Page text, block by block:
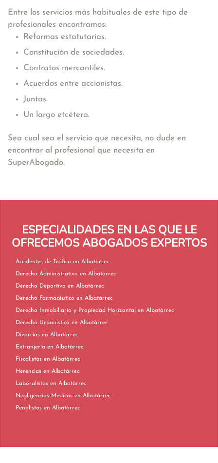
Entre los servicios más habituales de este tipo de
profesionales encontramos:
Reformas estatutarias.
Constitución de sociedades.
Contratos mercantiles.
Acuerdos entre accionistas.
Juntas.
Un largo etcétera.
Sea cual sea el servicio que necesita, no dude en
encontrar al profesional que necesita en
SuperAbogado.
ESPECIALIDADES EN LAS QUE LE
OFRECEMOS ABOGADOS EXPERTOS
Accidentes de Tráfico en Albatàrrec
Derecho Administrativo en Albatàrrec
Derecho Deportivo en Albatàrrec
Derecho Farmacéutico en Albatàrrec
Derecho Inmobiliario y Propiedad Horizontal en Albatàrrec
Derecho Urbanístico en Albatàrrec
Divorcios en Albatàrrec
Extranjería en Albatàrrec
Fiscalistas en Albatàrrec
Herencias en Albatàrrec
Laboralistas en Albatàrrec
Negligencias Médicas en Albatàrrec
Penalistas en Albatàrrec